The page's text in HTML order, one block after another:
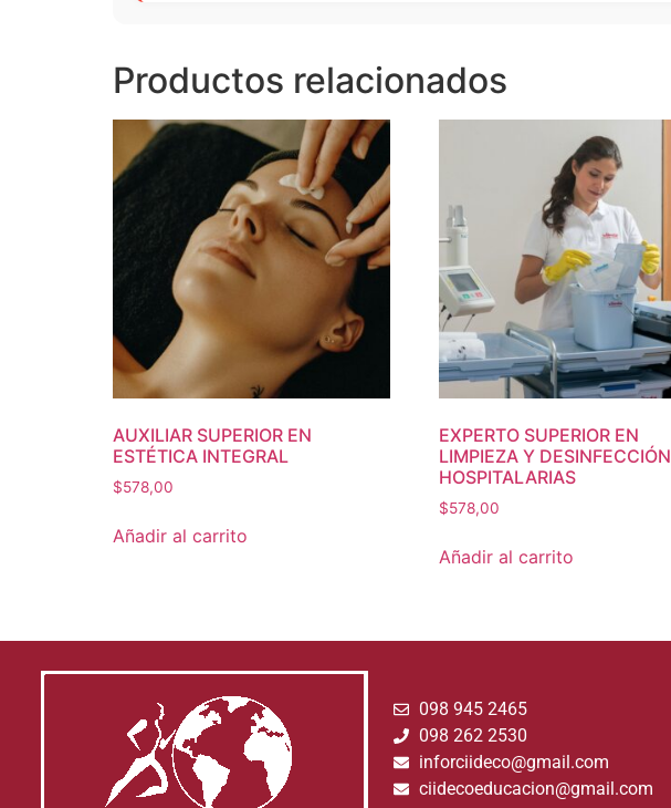
Productos relacionados
AUXILIAR SUPERIOR EN
ESTÉTICA INTEGRAL
$578,00
Añadir al carrito
EXPERTO SUPERIOR EN
LIMPIEZA Y DESINFECCIÓN
HOSPITALARIAS
$578,00
Añadir al carrito
098 945 2465
098 262 2530
inforciideco@gmail.com
ciidecoeducacion@gmail.com